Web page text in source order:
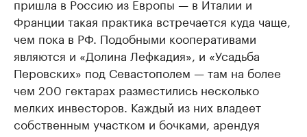
Франции такая практика встречается куда чаще,
чем пока в РФ. Подобными кооперативами
являются и «Долина Лефкадия», и «Усадьба
Перовских» под Севастополем — там на более
чем 200 гектарах разместились несколько
мелких инвесторов. Каждый из них владеет
собственным участком и бочками, арендуя